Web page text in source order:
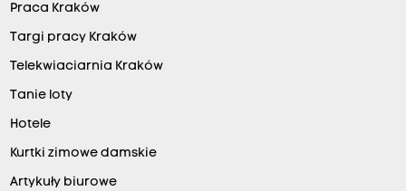
Praca Kraków
Targi pracy Kraków
Telekwiaciarnia Kraków
Tanie loty
Hotele
Kurtki zimowe damskie
Artykuły biurowe